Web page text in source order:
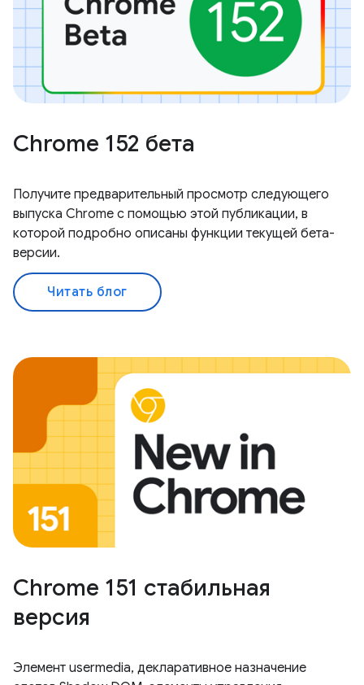
Chrome 152 бета
Получите предварительный просмотр следующего
выпуска Chrome с помощью этой публикации, в
которой подробно описаны функции текущей бета-
версии.
Читать блог
Chrome 151 стабильная
версия
Элемент usermedia, декларативное назначение